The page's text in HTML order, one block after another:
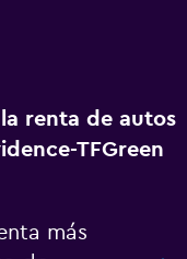
renta de autos
TFGreen
más